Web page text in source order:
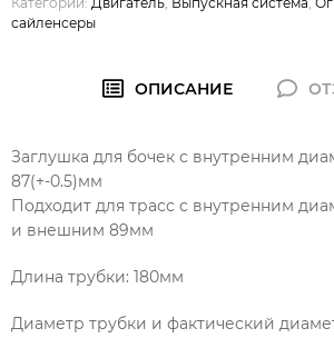
сайленсеры
ОПИСАНИЕ
Заглушка для бочек с внутренним
87(+-0.5)мм
Подходит для трасс с внутренним
и внешним 89мм
Длина трубки: 180мм
Диаметр трубки и фактический